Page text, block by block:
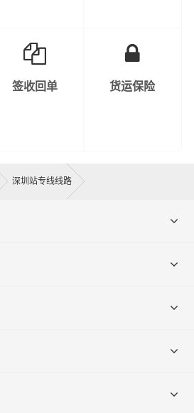
签收回单 货运保险
深圳站专线线路